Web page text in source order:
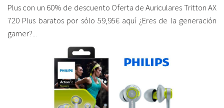
Plus con un 60% de descuento Oferta de Auriculares Tritton AX
720 Plus baratos por sólo 59,95€ aquí ¿Eres de la generación
gamer?...